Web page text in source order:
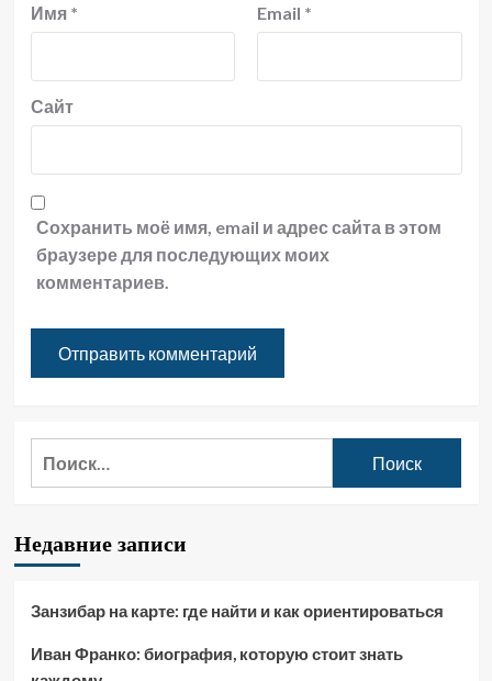
Имя * Email *
Сайт
Сохранить моё имя, email и адрес сайта в этом
браузере для последующих моих
комментариев.
Недавние записи
Занзибар на карте: где найти и как ориентироваться
Иван Франко: биография, которую стоит знать